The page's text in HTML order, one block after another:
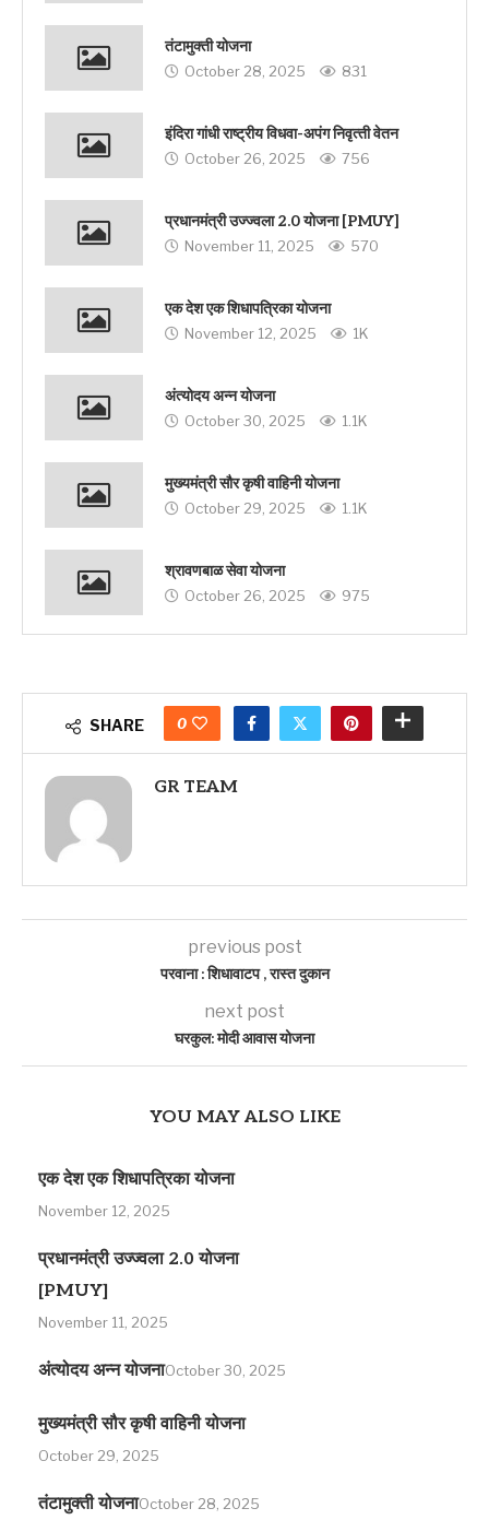
तंटामुक्ती योजना
October 28, 2025 831
इंदिरा गांधी राष्‍ट्रीय विधवा-अपंग निवृत्‍ती वेतन
October 26, 2025 756
प्रधानमंत्री उज्ज्वला 2.0 योजना [PMUY]
November 11, 2025 570
एक देश एक शिधापत्रिका योजना
November 12, 2025 1K
अंत्योदय अन्न योजना
October 30, 2025 1.1K
मुख्यमंत्री सौर कृषी वाहिनी योजना
October 29, 2025 1.1K
श्रावणबाळ सेवा योजना
October 26, 2025 975
SHARE 0
GR TEAM
previous post
परवाना : शिधावाटप , रास्त दुकान
next post
घरकुल: मोदी आवास योजना
YOU MAY ALSO LIKE
एक देश एक शिधापत्रिका योजना
November 12, 2025
प्रधानमंत्री उज्ज्वला 2.0 योजना
[PMUY]
November 11, 2025
अंत्योदय अन्न योजनाOctober 30, 2025
मुख्यमंत्री सौर कृषी वाहिनी योजना
October 29, 2025
तंटामुक्ती योजनाOctober 28, 2025